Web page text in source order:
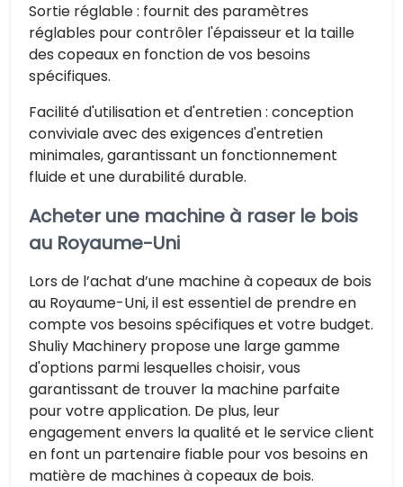
Sortie réglable : fournit des paramètres
réglables pour contrôler l'épaisseur et la taille
des copeaux en fonction de vos besoins
spécifiques.
Facilité d'utilisation et d'entretien : conception
conviviale avec des exigences d'entretien
minimales, garantissant un fonctionnement
fluide et une durabilité durable.
Acheter une machine à raser le bois
au Royaume-Uni
Lors de l’achat d’une machine à copeaux de bois
au Royaume-Uni, il est essentiel de prendre en
compte vos besoins spécifiques et votre budget.
Shuliy Machinery propose une large gamme
d'options parmi lesquelles choisir, vous
garantissant de trouver la machine parfaite
pour votre application. De plus, leur
engagement envers la qualité et le service client
en font un partenaire fiable pour vos besoins en
matière de machines à copeaux de bois.